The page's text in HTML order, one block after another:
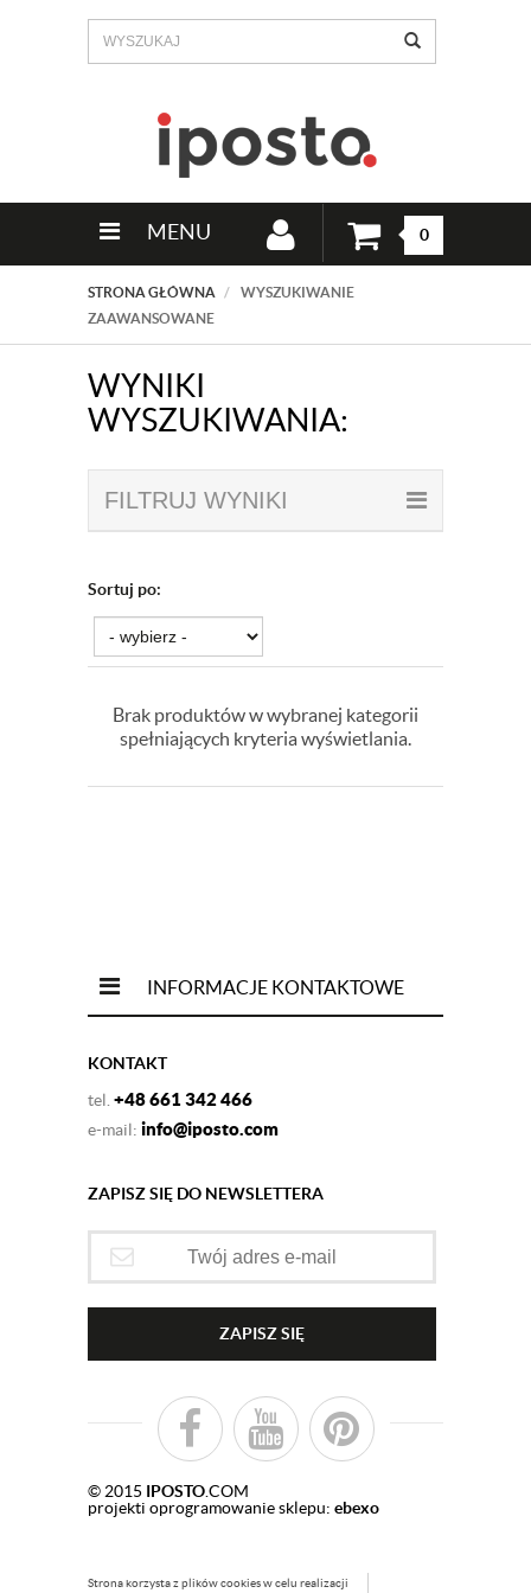
MENU 0
STRONA GŁÓWNA
WYSZUKIWANIE
ZAAWANSOWANE
WYNIKI
WYSZUKIWANIA:
FILTRUJ WYNIKI
Sortuj po:
Brak produktów w wybranej kategorii
spełniających kryteria wyświetlania.
INFORMACJE KONTAKTOWE
KONTAKT
tel. +48 661 342 466
e-mail: info@iposto.com
ZAPISZ SIĘ DO NEWSLETTERA
ZAPISZ SIĘ
© 2015 IPOSTO.COM
projekti oprogramowanie sklepu: ebexo
Strona korzysta z plików cookies w celu realizacji